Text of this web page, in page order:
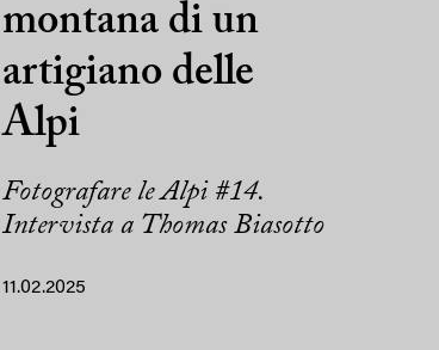
montana di un
artigiano delle
Alpi
Fotografare le Alpi #14.
Intervista a Thomas Biasotto
11.02.2025